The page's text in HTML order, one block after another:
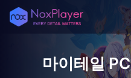
마이테일